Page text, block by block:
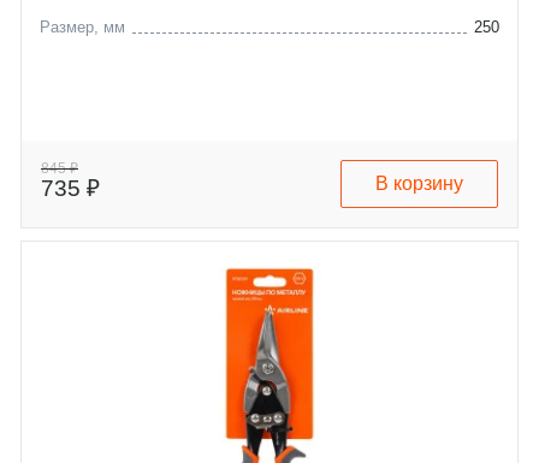
Размер, мм 250
845 ₽
735 ₽ В корзину